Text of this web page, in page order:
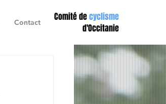
Contact Comité decyclisme
d'Occitanie